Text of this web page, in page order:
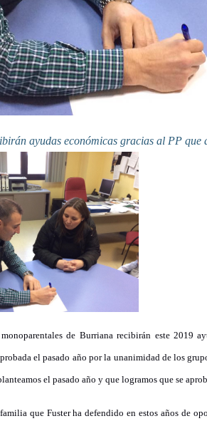
de Burriana recibirán este 2019
el pasado año por la unanimidad de los
el pasado año y que logramos que se
que Fuster ha defendido en estos años de